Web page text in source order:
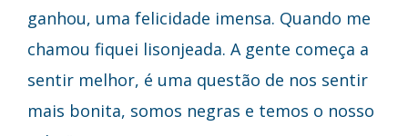
ganhou, uma felicidade imensa. Quando me
chamou fiquei lisonjeada. A gente começa a
sentir melhor, é uma questão de nos sentir
mais bonita, somos negras e temos o nosso